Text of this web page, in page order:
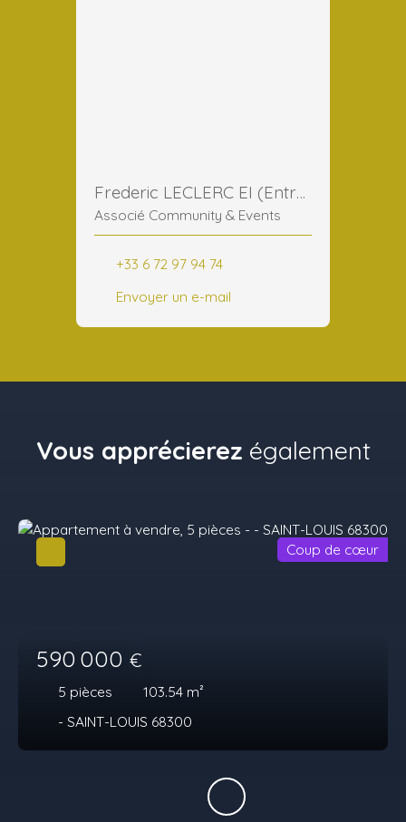
Frederic LECLERC EI (Entreprise Individuelle)
Associé Community & Events
+33 6 72 97 94 74
Envoyer un e-mail
Vous apprécierez également
590 000 €
5 pièces 103.54 m²
- SAINT-LOUIS 68300
Coup de cœur